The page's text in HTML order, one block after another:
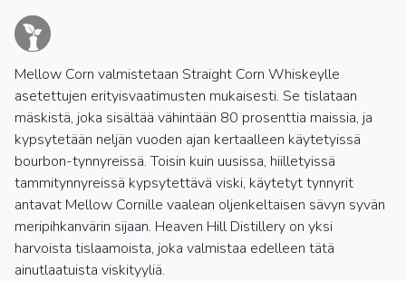
Mellow Corn valmistetaan Straight Corn Whiskeylle
asetettujen erityisvaatimusten mukaisesti. Se tislataan
mäskistä, joka sisältää vähintään 80 prosenttia maissia, ja
kypsytetään neljän vuoden ajan kertaalleen käytetyissä
bourbon-tynnyreissä. Toisin kuin uusissa, hiilletyissä
tammitynnyreissä kypsytettävä viski, käytetyt tynnyrit
antavat Mellow Cornille vaalean oljenkeltaisen sävyn syvän
meripihkanvärin sijaan. Heaven Hill Distillery on yksi
harvoista tislaamoista, joka valmistaa edelleen tätä
ainutlaatuista viskityyliä.